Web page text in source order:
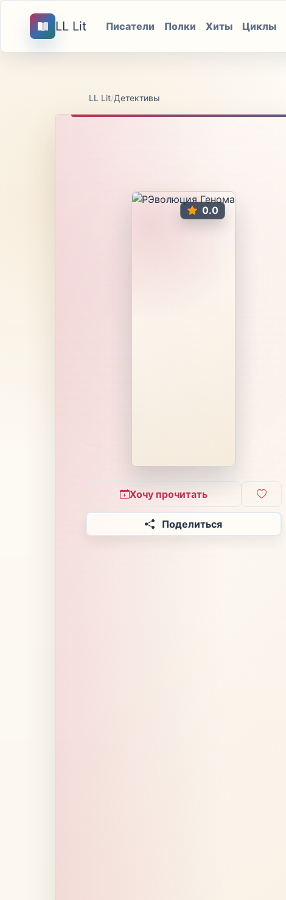
LL Lit Писатели Полки Хиты Циклы
LL Lit/Детективы
0.0
Хочу прочитать
Поделиться